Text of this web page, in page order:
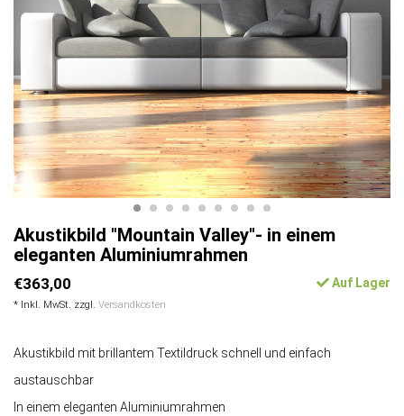
Akustikbild "Mountain Valley"- in einem
eleganten Aluminiumrahmen
€363,00
* Inkl. MwSt. zzgl. Versandkosten
Auf Lager
Akustikbild mit brillantem Textildruck schnell und einfach
austauschbar
In einem eleganten Aluminiumrahmen